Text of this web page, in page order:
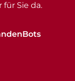
Sie da.